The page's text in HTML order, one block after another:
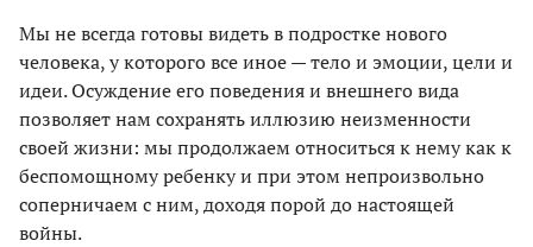
Мы не всегда готовы видеть в подростке нового
человека, у которого все иное — тело и эмоции, цели и
идеи. Осуждение его поведения и внешнего вида
позволяет нам сохранять иллюзию неизменности
своей жизни: мы продолжаем относиться к нему как к
беспомощному ребенку и при этом непроизвольно
соперничаем с ним, доходя порой до настоящей
войны.